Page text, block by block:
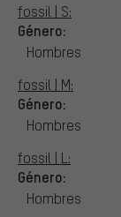
fossil | S:
Género:
Hombres
fossil | M:
Género:
Hombres
fossil | L:
Género:
Hombres